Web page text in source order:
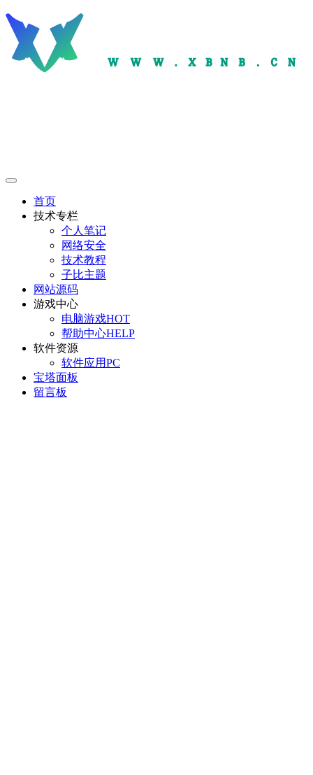
首页
技术专栏
个人笔记
网络安全
技术教程
子比主题
网站源码
游戏中心
电脑游戏HOT
帮助中心HELP
软件资源
软件应用PC
宝塔面板
留言板